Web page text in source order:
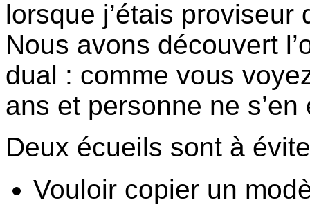
lorsque j’étais proviseur
Nous avons découvert
dual : comme vous
ans et personne ne s’en
Deux écueils sont à
Vouloir copier un